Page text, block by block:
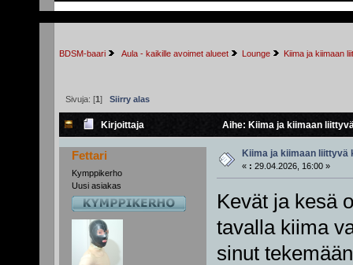
BDSM-baari Aula - kaikille avoimet alueet Lounge Kiima ja kiimaan
Sivuja: [1] Siirry alas
Kirjoittaja Aihe: Kiima ja kiimaan
Fettari
Kymppikerho
Uusi asiakas
Kiima ja kiimaan liittyvä
« : 29.04.2026, 16:00 »
Kevät ja kesä
tavalla kiima
sinut